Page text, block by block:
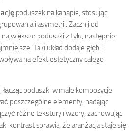
poduszek na kanapie, stosując
i asymetrii. Zacznij od
poduszki z tyłu, następnie
Taki układ dodaje głębi i
na efekt estetyczny całego
poduszki w małe kompozycje.
poszczególne elementy, nadając
różne tekstury i wzory, zachowując
kontrast sprawia, że aranżacja staje się